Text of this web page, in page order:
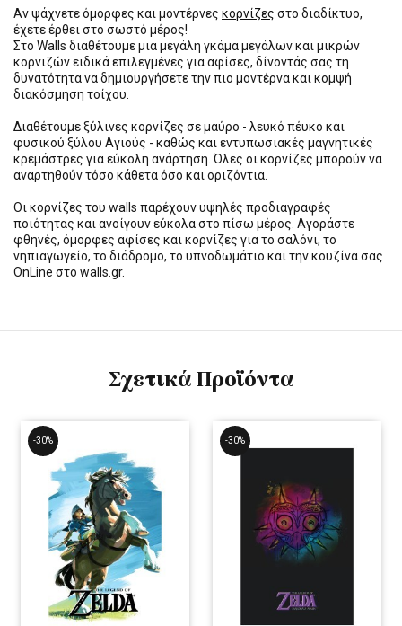
Αν ψάχνετε όμορφες και μοντέρνες κορνίζες στο διαδίκτυο,
έχετε έρθει στο σωστό μέρος!
Στο Walls διαθέτουμε μια μεγάλη γκάμα μεγάλων και μικρών
κορνιζών ειδικά επιλεγμένες για αφίσες, δίνοντάς σας τη
δυνατότητα να δημιουργήσετε την πιο μοντέρνα και κομψή
διακόσμηση τοίχου.
Διαθέτουμε ξύλινες κορνίζες σε μαύρο - λευκό πέυκο και
φυσικού ξύλου Αγιούς - καθώς και εντυπωσιακές μαγνητικές
κρεμάστρες για εύκολη ανάρτηση. Όλες οι κορνίζες μπορούν να
αναρτηθούν τόσο κάθετα όσο και οριζόντια.
Οι κορνίζες του walls παρέχουν υψηλές προδιαγραφές
ποιότητας και ανοίγουν εύκολα στο πίσω μέρος. Αγοράστε
φθηνές, όμορφες αφίσες και κορνίζες για το σαλόνι, το
νηπιαγωγείο, το διάδρομο, το υπνοδωμάτιο και την κουζίνα σας
OnLine στο walls.gr.
Σχετικά Προϊόντα
-30% -30%